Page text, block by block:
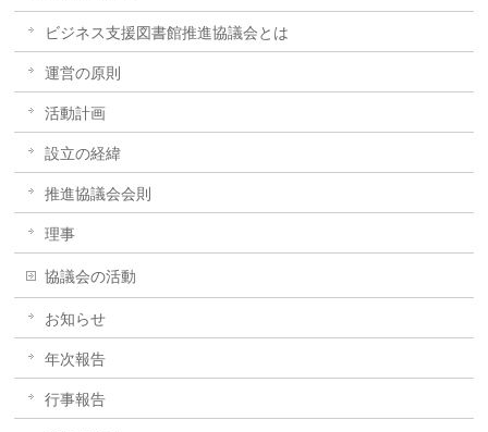
ビジネス支援図書館推進協議会とは
運営の原則
活動計画
設立の経緯
推進協議会会則
理事
協議会の活動
お知らせ
年次報告
行事報告